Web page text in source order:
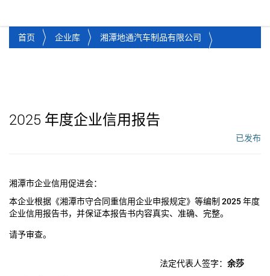
首页 企业库 湘潭地通汽车制品有限公司
2025 年度企业信用报告
已发布
湘潭市企业信用促进会：
本企业根据《湘潭市守合同重信用企业申报规定》等编制 2025年度
企业信用报告书，并保证本报告书内容真实、准确、完整。
请予审查。
法定代表人签字： 余莎